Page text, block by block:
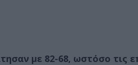
με 82-68, ωστόσο τις